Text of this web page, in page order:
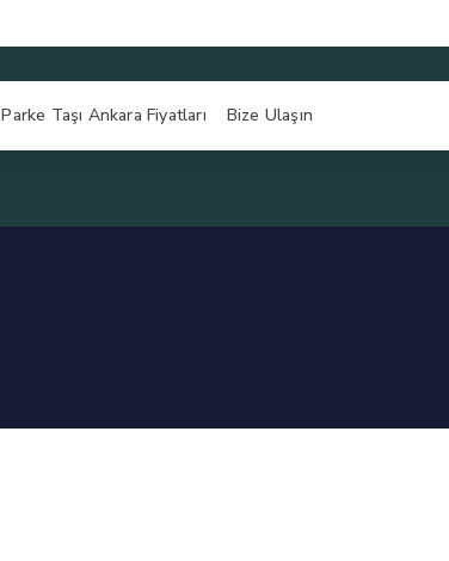
Parke Taşı Ankara Fiyatları Bize Ulaşın